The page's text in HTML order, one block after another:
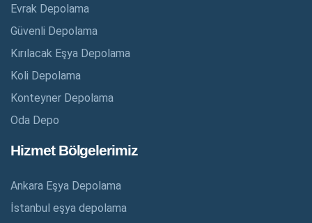
Evrak Depolama
Güvenli Depolama
Kırılacak Eşya Depolama
Koli Depolama
Konteyner Depolama
Oda Depo
Hizmet Bölgelerimiz
Ankara Eşya Depolama
İstanbul eşya depolama